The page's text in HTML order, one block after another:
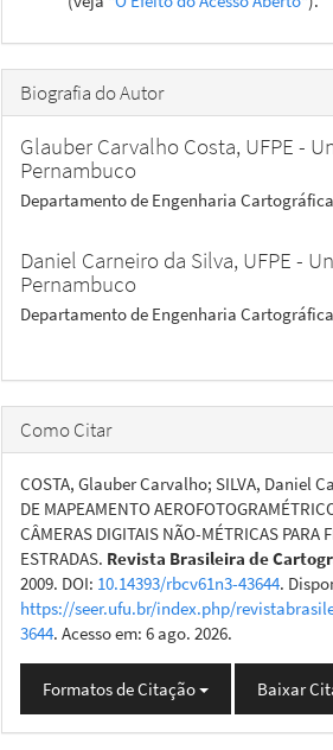
Biografia do Autor
Glauber Carvalho Costa, UFPE -
Pernambuco
Departamento de Engenharia Cartográfica
Daniel Carneiro da Silva, UFPE -
Pernambuco
Departamento de Engenharia Cartográfica
Como Citar
COSTA, Glauber Carvalho; SILVA, Daniel
DE MAPEAMENTO
CÂMERAS DIGITAIS NÃO-MÉTRICAS PARA
ESTRADAS. Revista Brasileira de
2009. DOI: 10.14393/rbcv61n3-43644.
https://seer.ufu.br/index.php/
3644. Acesso em: 6 ago. 2026.
Formatos de Citação Baixar